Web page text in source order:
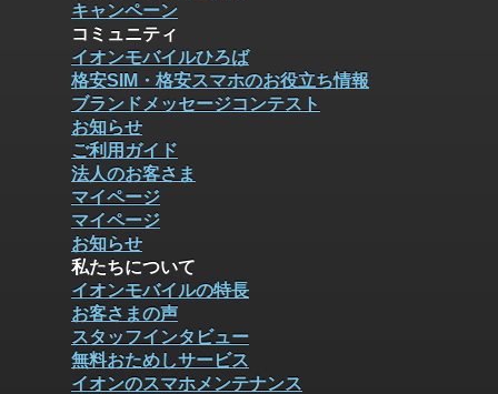
キャンペーン
コミュニティ
イオンモバイルひろば
格安SIM・格安スマホのお役立ち情報
ブランドメッセージコンテスト
お知らせ
ご利用ガイド
法人のお客さま
マイページ
マイページ
お知らせ
私たちについて
イオンモバイルの特長
お客さまの声
スタッフインタビュー
無料おためしサービス
イオンのスマホメンテナンス